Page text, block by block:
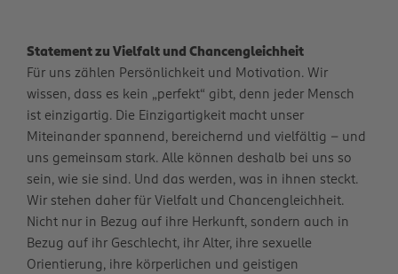
Statement zu Vielfalt und Chancengleichheit
Für uns zählen Persönlichkeit und Motivation. Wir
wissen, dass es kein „perfekt“ gibt, denn jeder Mensch
ist einzigartig. Die Einzigartigkeit macht unser
Miteinander spannend, bereichernd und vielfältig – und
uns gemeinsam stark. Alle können deshalb bei uns so
sein, wie sie sind. Und das werden, was in ihnen steckt.
Wir stehen daher für Vielfalt und Chancengleichheit.
Nicht nur in Bezug auf ihre Herkunft, sondern auch in
Bezug auf ihr Geschlecht, ihr Alter, ihre sexuelle
Orientierung, ihre körperlichen und geistigen